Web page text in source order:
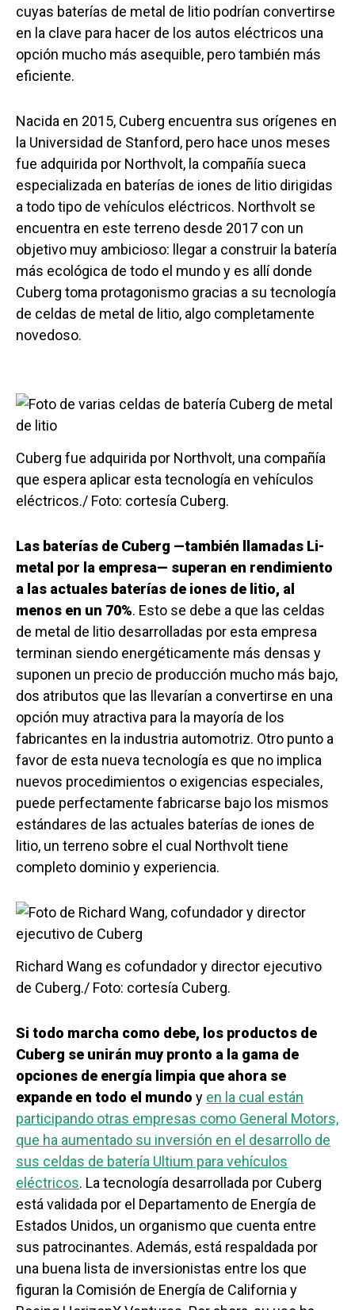
cuyas baterías de metal de litio podrían convertirse
en la clave para hacer de los autos eléctricos una
opción mucho más asequible, pero también más
eficiente.
Nacida en 2015, Cuberg encuentra sus orígenes en
la Universidad de Stanford, pero hace unos meses
fue adquirida por Northvolt, la compañía sueca
especializada en baterías de iones de litio dirigidas
a todo tipo de vehículos eléctricos. Northvolt se
encuentra en este terreno desde 2017 con un
objetivo muy ambicioso: llegar a construir la batería
más ecológica de todo el mundo y es allí donde
Cuberg toma protagonismo gracias a su tecnología
de celdas de metal de litio, algo completamente
novedoso.
Cuberg fue adquirida por Northvolt, una compañía
que espera aplicar esta tecnología en vehículos
eléctricos./ Foto: cortesía Cuberg.
Las baterías de Cuberg —también llamadas Li-
metal por la empresa— superan en rendimiento
a las actuales baterías de iones de litio, al
menos en un 70%. Esto se debe a que las celdas
de metal de litio desarrolladas por esta empresa
terminan siendo energéticamente más densas y
suponen un precio de producción mucho más bajo,
dos atributos que las llevarían a convertirse en una
opción muy atractiva para la mayoría de los
fabricantes en la industria automotriz. Otro punto a
favor de esta nueva tecnología es que no implica
nuevos procedimientos o exigencias especiales,
puede perfectamente fabricarse bajo los mismos
estándares de las actuales baterías de iones de
litio, un terreno sobre el cual Northvolt tiene
completo dominio y experiencia.
Richard Wang es cofundador y director ejecutivo
de Cuberg./ Foto: cortesía Cuberg.
Si todo marcha como debe, los productos de
Cuberg se unirán muy pronto a la gama de
opciones de energía limpia que ahora se
expande en todo el mundo y en la cual están
participando otras empresas como General Motors,
que ha aumentado su inversión en el desarrollo de
sus celdas de batería Ultium para vehículos
eléctricos. La tecnología desarrollada por Cuberg
está validada por el Departamento de Energía de
Estados Unidos, un organismo que cuenta entre
sus patrocinantes. Además, está respaldada por
una buena lista de inversionistas entre los que
figuran la Comisión de Energía de California y